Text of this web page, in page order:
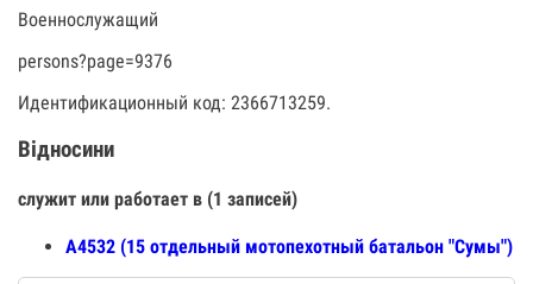
Военнослужащий
persons?page=9376
Идентификационный код: 2366713259.
Відносини
служит или работает в (1 записей)
А4532 (15 отдельный мотопехотный батальон "Сумы")